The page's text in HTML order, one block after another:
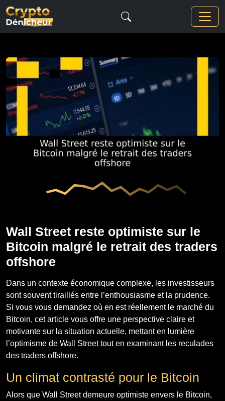
Wall Street reste optimiste sur le
Bitcoin malgré le retrait des traders
offshore
Dans un contexte économique complexe, les investisseurs
sont souvent tiraillés entre l’enthousiasme et la prudence.
Si vous vous demandez où en est réellement le marché du
Bitcoin, cet article vous offre une perspective claire et
motivante sur la situation actuelle, mettant en lumière
l’optimisme de Wall Street tout en examinant les reculades
des traders offshore.
Un climat contrasté pour le Bitcoin
Alors que Wall Street demeure optimiste envers le Bitcoin,